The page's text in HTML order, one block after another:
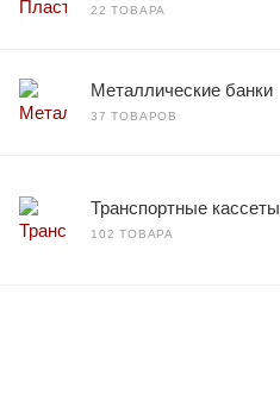
22 ТОВАРА
Металлические банки
37 ТОВАРОВ
Транспортные кассеты
102 ТОВАРА